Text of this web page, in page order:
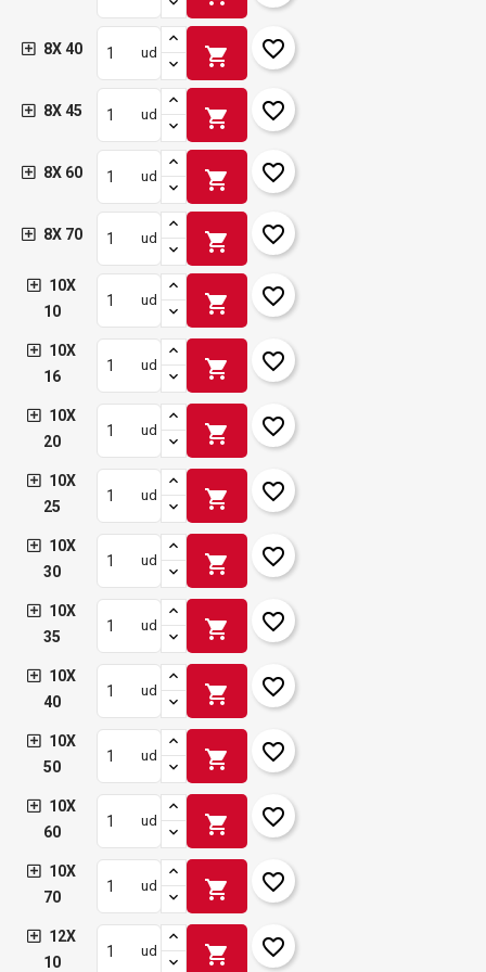
8X 40 ud shopping_cart favorite_border
8X 45 ud shopping_cart favorite_border
8X 60 ud shopping_cart favorite_border
8X 70 ud shopping_cart favorite_border
10X
10
ud shopping_cart favorite_border
10X
16
ud shopping_cart favorite_border
10X
20
ud shopping_cart favorite_border
10X
25
ud shopping_cart favorite_border
10X
30
ud shopping_cart favorite_border
10X
35
ud shopping_cart favorite_border
10X
40
ud shopping_cart favorite_border
10X
50
ud shopping_cart favorite_border
10X
60
ud shopping_cart favorite_border
10X
70
ud shopping_cart favorite_border
12X
10
ud shopping_cart favorite_border